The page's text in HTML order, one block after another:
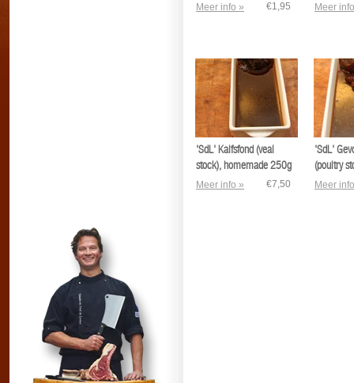
Meer info » €1,95 Meer
'SdL' Kalfsfond (veal
stock), homemade 250g
Meer info » €7,50
'SdL'
(poultry
Meer